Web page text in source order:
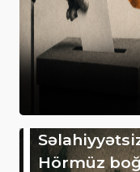
Hörmüz